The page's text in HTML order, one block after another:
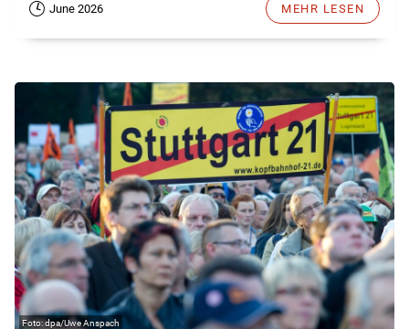
June 2026 MEHR LESEN
dpa/Uwe Anspach